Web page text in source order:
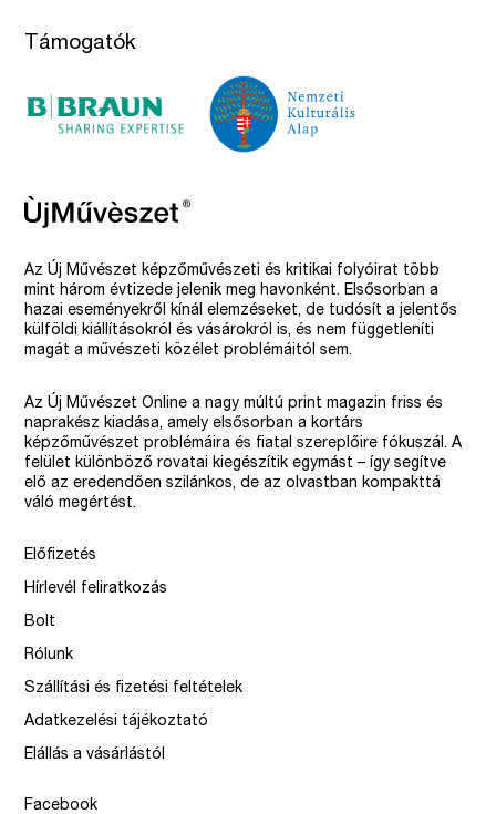
Támogatók
Az Új Művészet képzőművészeti és kritikai folyóirat több
mint három évtizede jelenik meg havonként. Elsősorban a
hazai eseményekről kínál elemzéseket, de tudósít a jelentős
külföldi kiállításokról és vásárokról is, és nem függetleníti
magát a művészeti közélet problémáitól sem.
Az Új Művészet Online a nagy múltú print magazin friss és
naprakész kiadása, amely elsősorban a kortárs
képzőművészet problémáira és fiatal szereplőire fókuszál. A
felület különböző rovatai kiegészítik egymást – így segítve
elő az eredendően szilánkos, de az olvastban kompakttá
váló megértést.
Előfizetés
Hírlevél feliratkozás
Bolt
Rólunk
Szállítási és fizetési feltételek
Adatkezelési tájékoztató
Elállás a vásárlástól
Facebook